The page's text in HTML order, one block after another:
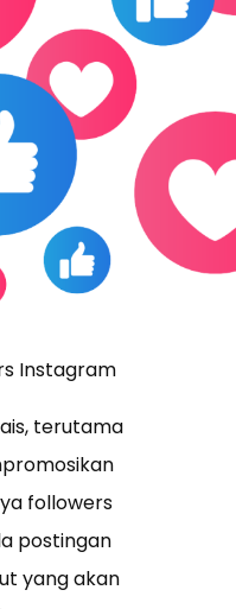
Instagram
terutama
followers
postingan
yang akan